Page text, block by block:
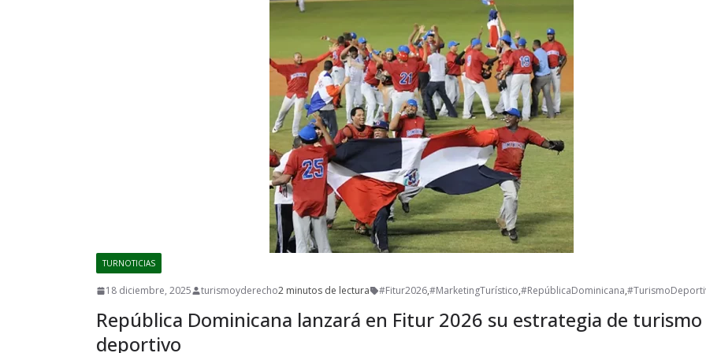
TURNOTICIAS
18 diciembre, 2025 turismoyderecho2 minutos de lectura #Fitur2026,#MarketingTurístico,#RepúblicaDominicana,
República Dominicana lanzará en Fitur 2026 su estrategia de turismo
deportivo